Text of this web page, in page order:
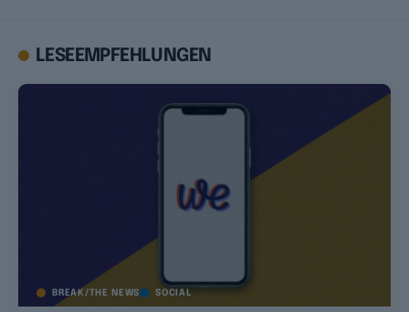
LESEEMPFEHLUNGEN
BREAK/THE NEWS SOCIAL